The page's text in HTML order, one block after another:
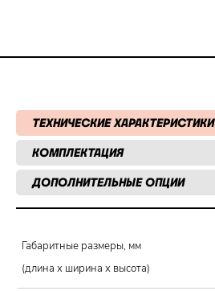
ТЕХНИЧЕСКИЕ ХАРАКТЕРИСТИКИ
КОМПЛЕКТАЦИЯ
ДОПОЛНИТЕЛЬНЫЕ ОПЦИИ
Габаритные размеры, мм
(длина х ширина х высота)